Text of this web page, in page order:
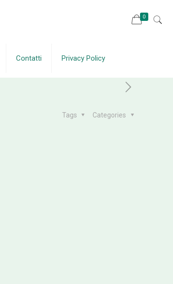
Contatti Privacy Policy
0
Categories
Tags